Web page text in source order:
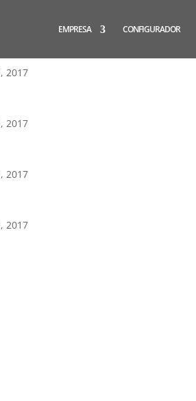
EMPRESA CONFIGURADOR
2017
2017
2017
2017